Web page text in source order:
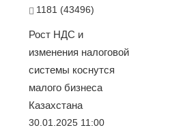
1181 (43496)
Рост НДС и
изменения налоговой
системы коснутся
малого бизнеса
Казахстана
30.01.2025 11:00